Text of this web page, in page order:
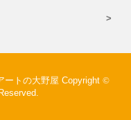
ートの大野屋 Copyright ©